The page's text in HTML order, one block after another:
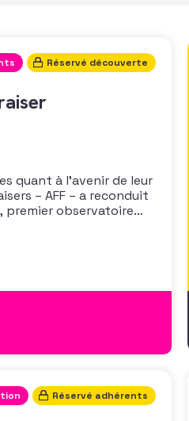
Réservé découverte
quant à l’avenir de leur
– AFF – a reconduit
premier observatoire
Réservé adhérents